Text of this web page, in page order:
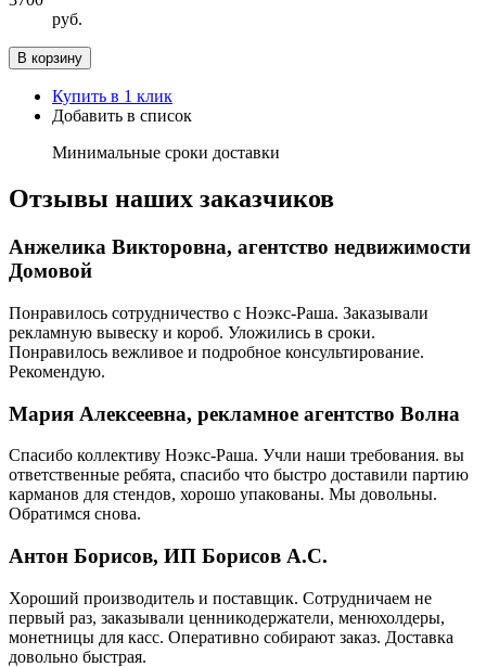
руб.
В корзину
Купить в 1 клик
Добавить в список
Минимальные сроки доставки
Отзывы наших заказчиков
Анжелика Викторовна, агентство недвижимости
Домовой
Понравилось сотрудничество с Ноэкс-Раша. Заказывали
рекламную вывеску и короб. Уложились в сроки.
Понравилось вежливое и подробное консультирование.
Рекомендую.
Мария Алексеевна, рекламное агентство Волна
Спасибо коллективу Ноэкс-Раша. Учли наши требования. вы
ответственные ребята, спасибо что быстро доставили партию
карманов для стендов, хорошо упакованы. Мы довольны.
Обратимся снова.
Антон Борисов, ИП Борисов А.С.
Хороший производитель и поставщик. Сотрудничаем не
первый раз, заказывали ценникодержатели, менюхолдеры,
монетницы для касс. Оперативно собирают заказ. Доставка
довольно быстрая.